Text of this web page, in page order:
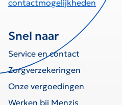
contactmogelijkheden
Snel naar
Service en contact
Zorgverzekeringen
Onze vergoedingen
Werken bij Menzis